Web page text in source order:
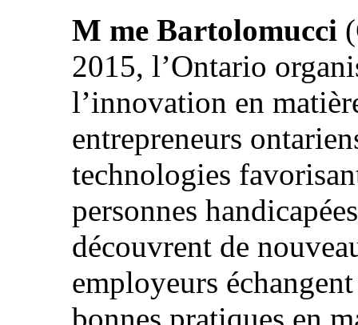
M me Bartolomucci
2015, l’Ontario
l’innovation en
entrepreneurs
technologies
personnes
découvrent de
employeurs